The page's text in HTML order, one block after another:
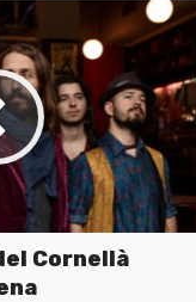
Cornellà